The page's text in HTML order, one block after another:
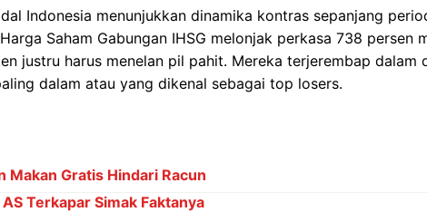
Indonesia menunjukkan dinamika kontras sepanjang
Saham Gabungan IHSG melonjak perkasa 738 persen
justru harus menelan pil pahit. Mereka terjerembap dalam
dalam atau yang dikenal sebagai top losers.
Makan Gratis Hindari Racun
Terkapar Simak Faktanya